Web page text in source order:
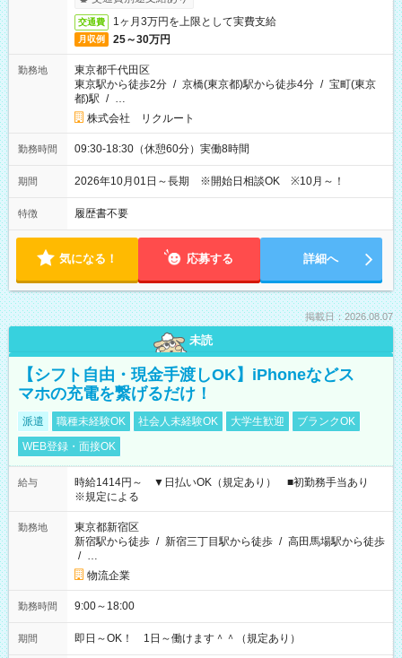
交通費 1ヶ月3万円を上限として実費支給
月収例 25～30万円
勤務地
東京都千代田区
東京駅から徒歩2分 / 京橋(東京都)駅から徒歩4分 / 宝町(東京
都)駅 / …
株式会社 リクルート
勤務時間 09:30-18:30（休憩60分）実働8時間
期間 2026年10月01日～長期 ※開始日相談OK ※10月～！
特徴 履歴書不要
気になる！ 応募する 詳細へ
掲載日：2026.08.07
未読
【シフト自由・現金手渡しOK】iPhoneなどス
マホの充電を繋げるだけ！
派遣 職種未経験OK 社会人未経験OK 大学生歓迎
ブランクOK
WEB登録・面接OK
給与
時給1414円～ ▼日払いOK（規定あり） ■初勤務手当あり
※規定による
勤務地
東京都新宿区
新宿駅から徒歩 / 新宿三丁目駅から徒歩 / 高田馬場駅から徒歩
/ …
物流企業
勤務時間 9:00～18:00
期間 即日～OK！ 1日～働けます＾＾（規定あり）